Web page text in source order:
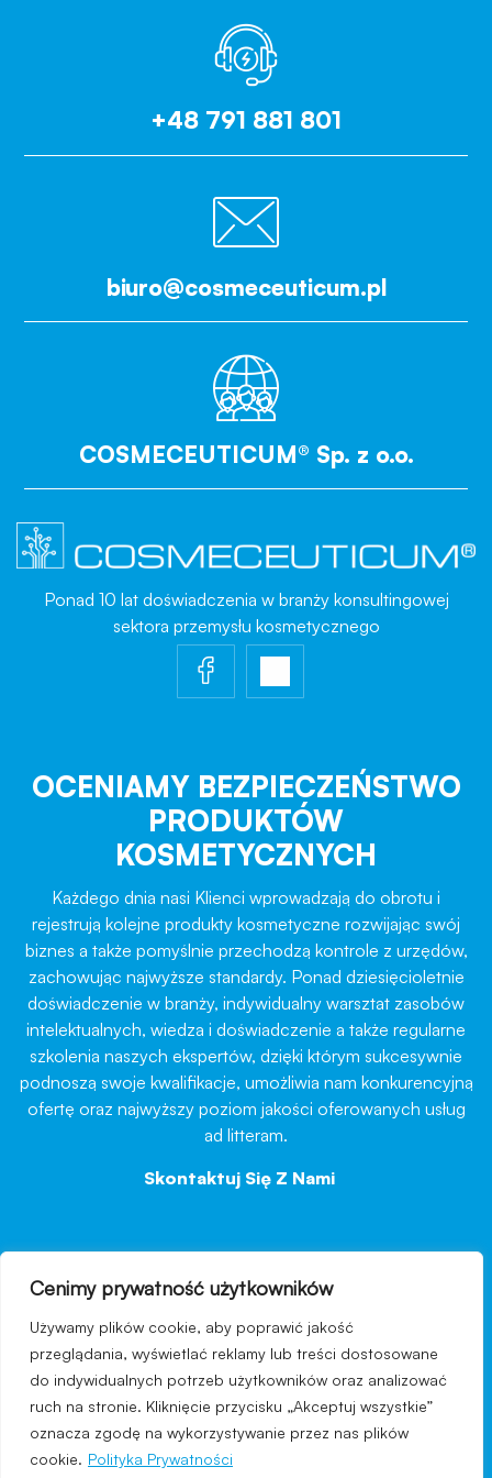
Cenimy prywatność użytkowników
Używamy plików cookie, aby poprawić jakość
przeglądania, wyświetlać reklamy lub treści dostosowane
do indywidualnych potrzeb użytkowników oraz analizować
ruch na stronie. Kliknięcie przycisku „Akceptuj wszystkie”
oznacza zgodę na wykorzystywanie przez nas plików
cookie. Polityka Prywatności
+48 791 881 801
biuro@cosmeceuticum.pl
COSMECEUTICUM® Sp. z o.o.
Ponad 10 lat doświadczenia w branży konsultingowej
sektora przemysłu kosmetycznego
OCENIAMY BEZPIECZEŃSTWO
PRODUKTÓW
KOSMETYCZNYCH
Każdego dnia nasi Klienci wprowadzają do obrotu i
rejestrują kolejne produkty kosmetyczne rozwijając swój
biznes a także pomyślnie przechodzą kontrole z urzędów,
zachowując najwyższe standardy. Ponad dziesięcioletnie
doświadczenie w branży, indywidualny warsztat zasobów
intelektualnych, wiedza i doświadczenie a także regularne
szkolenia naszych ekspertów, dzięki którym sukcesywnie
podnoszą swoje kwalifikacje, umożliwia nam konkurencyjną
ofertę oraz najwyższy poziom jakości oferowanych usług
ad litteram.
Skontaktuj Się Z Nami
nawigacja
Regulamin strony
Polityka prywatności
Kontakt